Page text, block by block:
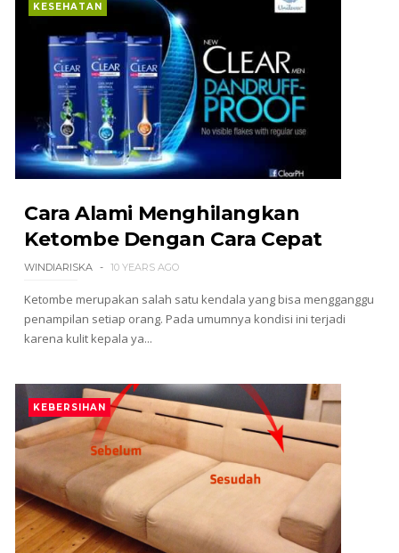
KESEHATAN
Cara Alami Menghilangkan
Ketombe Dengan Cara Cepat
WINDIARISKA 10 YEARS AGO
Ketombe merupakan salah satu kendala yang bisa mengganggu
penampilan setiap orang. Pada umumnya kondisi ini terjadi
karena kulit kepala ya...
KEBERSIHAN